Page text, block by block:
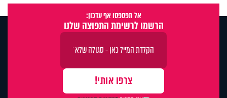
אל תפספסו אף עדכון:
הרשמו לרשימת התפוצה שלנו